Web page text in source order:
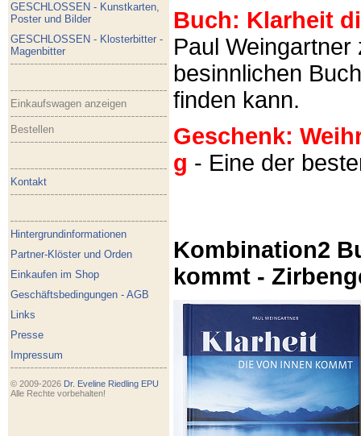
GESCHLOSSEN - Kunstkarten,
Poster und Bilder
GESCHLOSSEN - Klosterbitter -
Magenbitter
Einkaufswagen anzeigen
Bestellen
Kontakt
Hintergrundinformationen
Partner-Klöster und Orden
Einkaufen im Shop
Geschäftsbedingungen - AGB
Links
Presse
Impressum
© 2009-2026 Dr. Eveline Riedling EPU
Alle Rechte vorbehalten!
Buch: Klarheit
Paul
besinnlichen
finden kann.
Geschenk:
g - Eine der
Kombination2
kommt -